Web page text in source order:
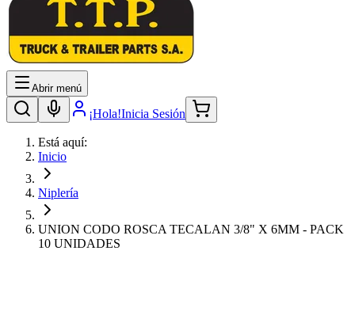
Abrir menú
¡Hola!Inicia Sesión
Está aquí:
Inicio
Niplería
UNION CODO ROSCA TECALAN 3/8" X 6MM - PACK
10 UNIDADES